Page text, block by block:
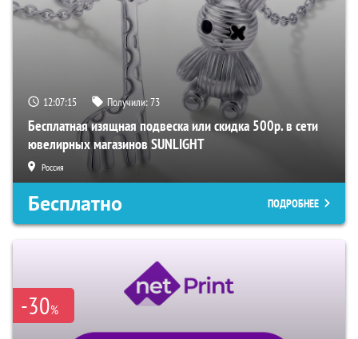
12:07:14 Получили:73
Бесплатная изящная подвеска или скидка 500р. в сети
ювелирных магазинов SUNLIGHT
Россия
Бесплатно ПОДРОБНЕЕ
-30%